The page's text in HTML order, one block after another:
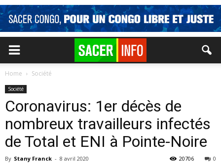
Home Société
Société
Coronavirus: 1er décès de
nombreux travailleurs infectés
de Total et ENI à Pointe-Noire
By Stany Franck - 8 avril 2020 0
20706